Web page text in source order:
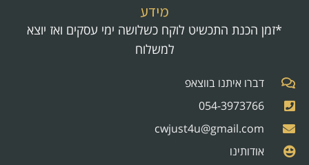
מידע
*זמן הכנת התכשיט לוקח כשלושה ימי עסקים ואז יוצא
למשלוח
דברו איתנו בווצאפ
054-3973766
cwjust4u@gmail.com
אודותינו